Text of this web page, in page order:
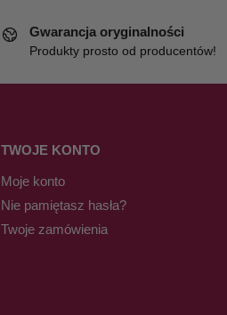
Gwarancja oryginalności
Produkty prosto od producentów!
TWOJE KONTO
Moje konto
Nie pamiętasz hasła?
Twoje zamówienia